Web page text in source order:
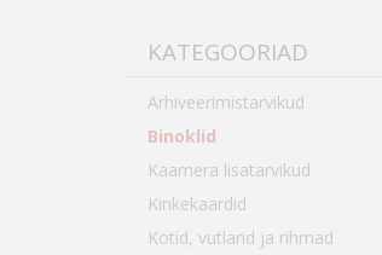
KATEGOORIAD
Arhiveerimistarvikud
Binoklid
Kaamera lisatarvikud
Kinkekaardid
Kotid, vutlarid ja rihmad